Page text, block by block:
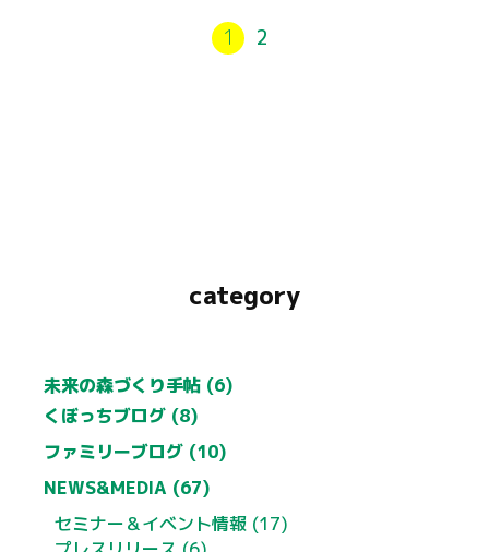
1 2
category
未来の森づくり手帖 (6)
くぼっちブログ (8)
ファミリーブログ (10)
NEWS&MEDIA (67)
セミナー＆イベント情報 (17)